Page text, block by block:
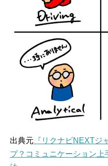
出典元 『リクナビNEXTジ
プ？コミュニケーション